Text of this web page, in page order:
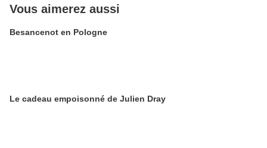
Vous aimerez aussi
Besancenot en Pologne
Le cadeau empoisonné de Julien Dray